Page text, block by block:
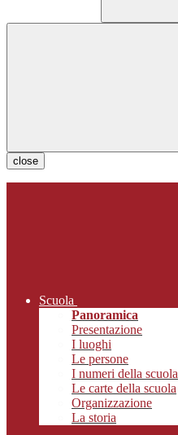
close
Scuola
Panoramica
Presentazione
I luoghi
Le persone
I numeri della scuola
Le carte della scuola
Organizzazione
La storia